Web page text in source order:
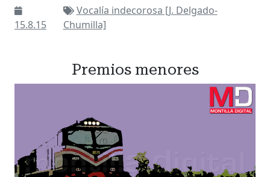
15.8.15
Vocalía indecorosa [J. Delgado-
Chumilla]
Premios menores